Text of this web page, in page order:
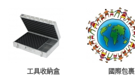
工具收納盒 國際包裹